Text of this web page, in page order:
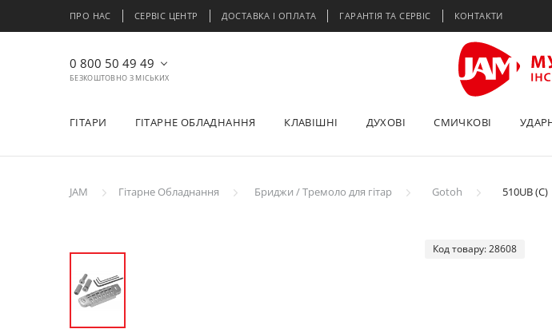
ПРО НАС СЕРВІС ЦЕНТР ДОСТАВКА І ОПЛАТА ГАРАНТІЯ ТА СЕРВІС КОНТАКТИ
0 800 50 49 49
БЕЗКОШТОВНО З МІСЬКИХ
ГІТАРИ ГІТАРНЕ ОБЛАДНАННЯ КЛАВІШНІ ДУХОВІ СМИЧКОВІ
JAM Гітарне Обладнання Бриджи / Тремоло для гітар Gotoh 510UB (C)
Код товару: 28608